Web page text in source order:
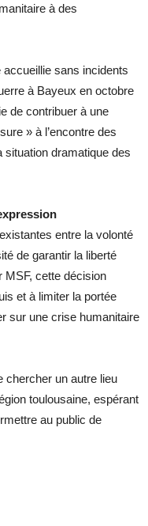
à des
accueillie sans incidents
à Bayeux en octobre
de contribuer à une
» à l’encontre des
dramatique des
entre la volonté
de garantir la liberté
MSF, cette décision
et à limiter la portée
sur une crise humanitaire
chercher un autre lieu
toulousaine, espérant
au public de